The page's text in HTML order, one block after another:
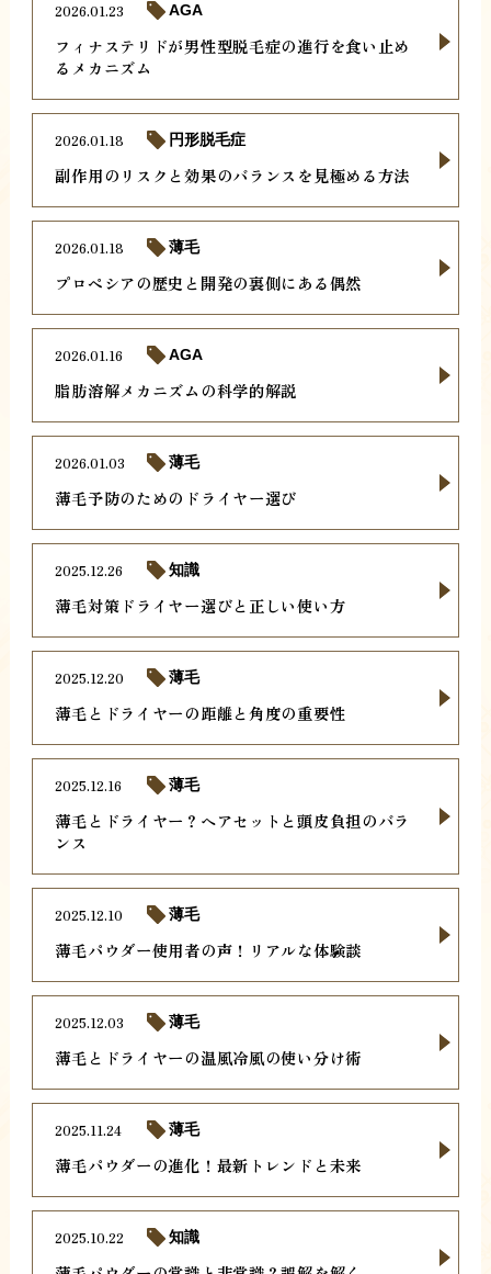
フィナステリドが男性型脱毛症の進行を食い止め
るメカニズム
2026.01.23 AGA
副作用のリスクと効果のバランスを見極める方法
2026.01.18 円形脱毛症
プロペシアの歴史と開発の裏側にある偶然
2026.01.18 薄毛
脂肪溶解メカニズムの科学的解説
2026.01.16 AGA
薄毛予防のためのドライヤー選び
2026.01.03 薄毛
薄毛対策ドライヤー選びと正しい使い方
2025.12.26 知識
薄毛とドライヤーの距離と角度の重要性
2025.12.20 薄毛
薄毛とドライヤー？ヘアセットと頭皮負担のバラ
ンス
2025.12.16 薄毛
薄毛パウダー使用者の声！リアルな体験談
2025.12.10 薄毛
薄毛とドライヤーの温風冷風の使い分け術
2025.12.03 薄毛
薄毛パウダーの進化！最新トレンドと未来
2025.11.24 薄毛
2025.10.22 知識